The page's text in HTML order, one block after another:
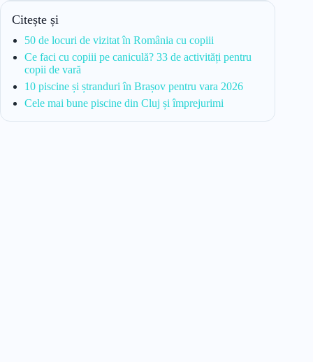
Citește și
50 de locuri de vizitat în România cu copiii
Ce faci cu copiii pe caniculă? 33 de activități pentru
copii de vară
10 piscine și ștranduri în Brașov pentru vara 2026
Cele mai bune piscine din Cluj și împrejurimi